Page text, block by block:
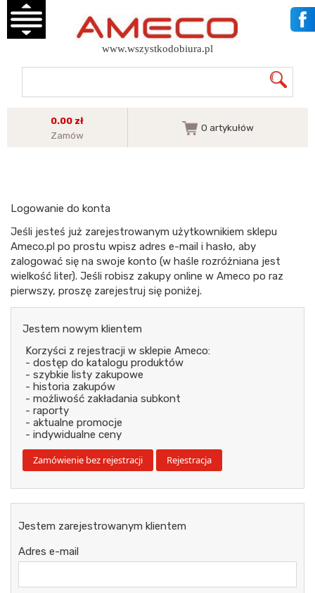
www.wszystkodobiura.pl
0.00 zł
Zamów
0 artykułów
Logowanie do konta
Jeśli jesteś już zarejestrowanym użytkownikiem sklepu
Ameco.pl po prostu wpisz adres e-mail i hasło, aby
zalogować się na swoje konto (w haśle rozróżniana jest
wielkość liter). Jeśli robisz zakupy online w Ameco po raz
pierwszy, proszę zarejestruj się poniżej.
Jestem nowym klientem
Korzyści z rejestracji w sklepie Ameco:
- dostęp do katalogu produktów
- szybkie listy zakupowe
- historia zakupów
- możliwość zakładania subkont
- raporty
- aktualne promocje
- indywidualne ceny
Jestem zarejestrowanym klientem
Adres e-mail